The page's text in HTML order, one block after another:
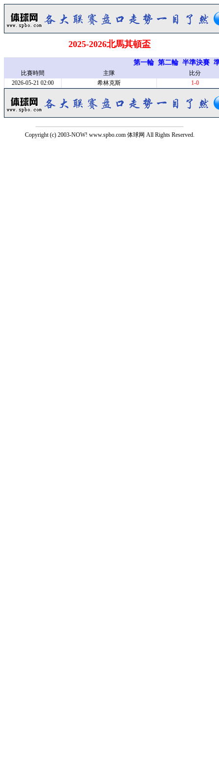
2025-2026北馬其頓盃
第一輪 第二輪 半準決賽
比賽時間 主隊
比分
2026-05-21 02:00
希林克斯 1-0
Copyright (c) 2003-NOW! www.spbo.com 体球网 All Rights Reserved.